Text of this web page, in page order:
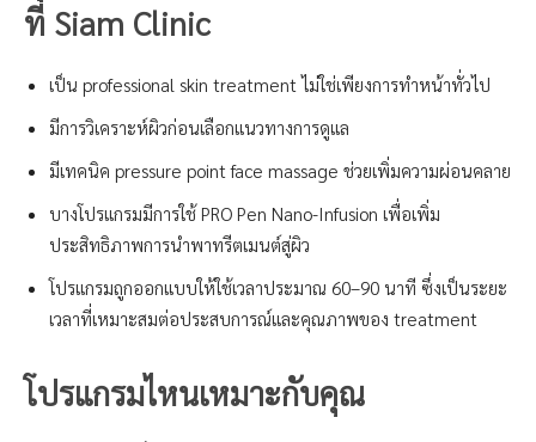
ที่ Siam Clinic
เป็น professional skin treatment ไม่ใช่เพียงการทำหน้าทั่วไป
มีการวิเคราะห์ผิวก่อนเลือกแนวทางการดูแล
มีเทคนิค pressure point face massage ช่วยเพิ่มความผ่อนคลาย
บางโปรแกรมมีการใช้ PRO Pen Nano-Infusion เพื่อเพิ่ม
ประสิทธิภาพการนำพาทรีตเมนต์สู่ผิว
โปรแกรมถูกออกแบบให้ใช้เวลาประมาณ 60–90 นาที ซึ่งเป็นระยะ
เวลาที่เหมาะสมต่อประสบการณ์และคุณภาพของ treatment
โปรแกรมไหนเหมาะกับคุณ